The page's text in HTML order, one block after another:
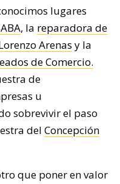
lugares
, la reparadora de
Arenas y la
de Comercio.
de
u
sobrevivir el paso
del Concepción
que poner en valor